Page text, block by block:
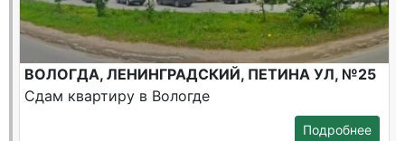
ВОЛОГДА, ЛЕНИНГРАДСКИЙ, ПЕТИНА УЛ, №25
Сдам квартиру в Вологде
Подробнее